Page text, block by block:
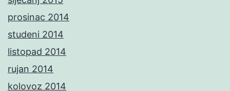
prosinac 2014
studeni 2014
listopad 2014
rujan 2014
kolovoz 2014